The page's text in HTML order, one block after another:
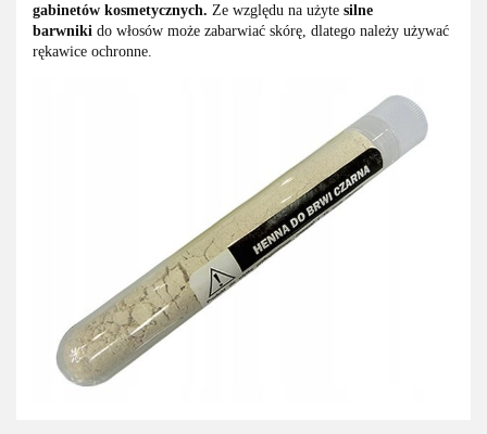
gabinetów kosmetycznych. Ze względu na użyte silne
barwniki do włosów może zabarwiać skórę, dlatego należy używać
rękawice ochronne.